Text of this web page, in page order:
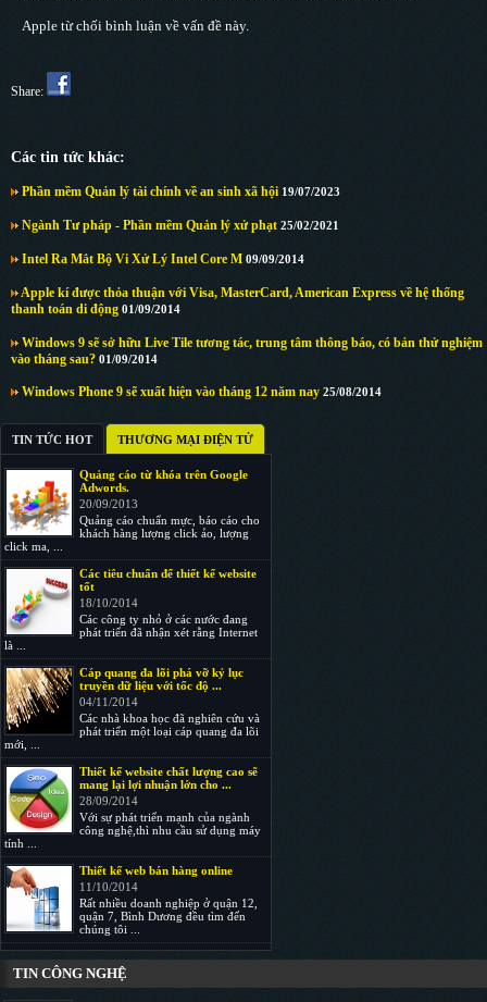
Apple từ chối bình luận về vấn đề này.
Share:
Các tin tức khác:
Phần mềm Quản lý tài chính về an sinh xã hội 19/07/2023
Ngành Tư pháp - Phần mềm Quản lý xử phạt 25/02/2021
Intel Ra Mắt Bộ Vi Xử Lý Intel Core M 09/09/2014
Apple kí được thỏa thuận với Visa, MasterCard, American Express về hệ thống
thanh toán di động 01/09/2014
Windows 9 sẽ sở hữu Live Tile tương tác, trung tâm thông báo, có bản thử nghiệm
vào tháng sau? 01/09/2014
Windows Phone 9 sẽ xuất hiện vào tháng 12 năm nay 25/08/2014
TIN TỨC HOT THƯƠNG MẠI ĐIỆN TỬ
Quảng cáo từ khóa trên Google
Adwords.
20/09/2013
Quảng cáo chuẩn mực, báo cáo cho
khách hàng lượng click ảo, lượng
click ma, ...
Các tiêu chuẩn để thiết kế website
tốt
18/10/2014
Các công ty nhỏ ở các nước đang
phát triển đã nhận xét rằng Internet
là ...
Cáp quang đa lõi phá vỡ kỷ lục
truyền dữ liệu với tốc độ ...
04/11/2014
Các nhà khoa học đã nghiên cứu và
phát triển một loại cáp quang đa lõi
mới, ...
Thiết kế website chất lượng cao sẽ
mang lại lợi nhuận lớn cho ...
28/09/2014
Với sự phát triển mạnh của ngành
công nghệ,thì nhu cầu sử dụng máy
tính ...
Thiết kế web bán hàng online
11/10/2014
Rất nhiều doanh nghiệp ở quận 12,
quận 7, Bình Dương đều tìm đến
chúng tôi ...
TIN CÔNG NGHỆ